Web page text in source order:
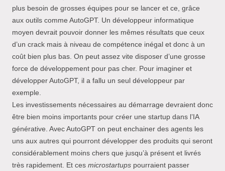
plus besoin de grosses équipes pour se lancer et ce, grâce
aux outils comme AutoGPT. Un développeur informatique
moyen devrait pouvoir donner les mêmes résultats que ceux
d’un crack mais à niveau de compétence inégal et donc à un
coût bien plus bas. On peut assez vite disposer d’une grosse
force de développement pour pas cher. Pour imaginer et
développer AutoGPT, il a fallu un seul développeur par
exemple.
Les investissements nécessaires au démarrage devraient donc
être bien moins importants pour créer une startup dans l’IA
générative. Avec AutoGPT on peut enchainer des agents les
uns aux autres qui pourront développer des produits qui seront
considérablement moins chers que jusqu’à présent et livrés
très rapidement. Et ces microstartups pourraient passer